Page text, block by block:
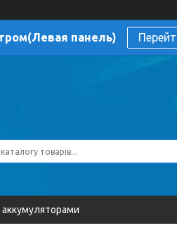
панель)